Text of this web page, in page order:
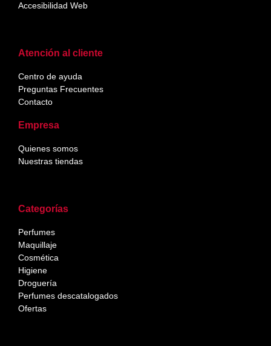
Categorías
Perfumes
Maquillaje
Cosmética
Higiene
Droguería
Perfumes descatalogados
Ofertas
Atención al cliente
Centro de ayuda
Preguntas Frecuentes
Contacto
Empresa
Quienes somos
Nuestras tiendas
Accesibilidad Web